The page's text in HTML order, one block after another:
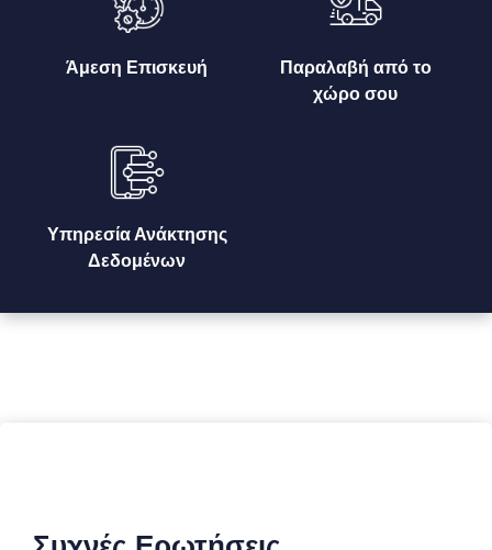
Άμεση Επισκευή
Παραλαβή από το
χώρο σου
Υπηρεσία Ανάκτησης
Δεδομένων